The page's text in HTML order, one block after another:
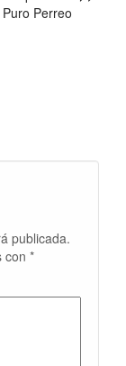
Perreo
publicada.
con *